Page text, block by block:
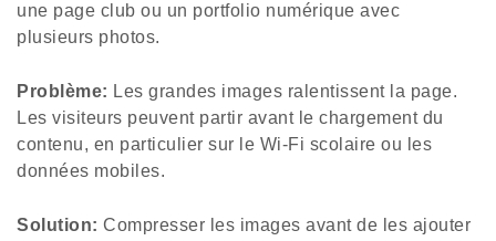
une page club ou un portfolio numérique avec
plusieurs photos.
Problème: Les grandes images ralentissent la page.
Les visiteurs peuvent partir avant le chargement du
contenu, en particulier sur le Wi-Fi scolaire ou les
données mobiles.
Solution: Compresser les images avant de les ajouter